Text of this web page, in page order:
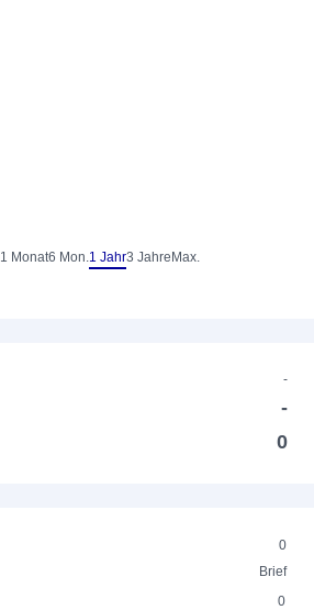
1 Monat6 Mon.1 Jahr3 Jahre Max.
-
-
0
0
Brief
0